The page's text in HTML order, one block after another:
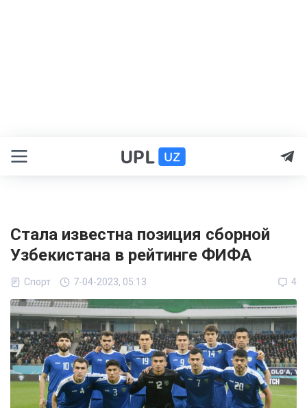
Стала известна позиция сборной
Узбекистана в рейтинге ФИФА
Спорт 7-04-2023, 05:13 4